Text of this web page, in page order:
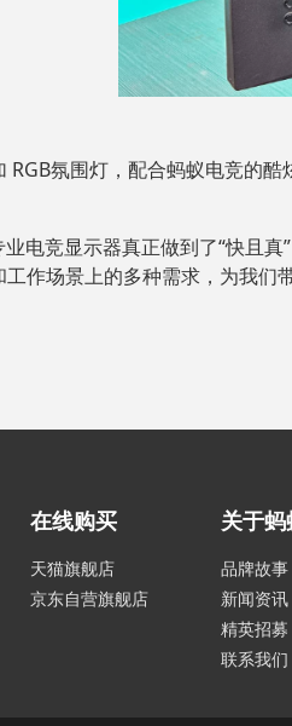
氛围灯，配合蚂蚁电竞的
电竞显示器真正做到了“快且
作场景上的多种需求，为我们
在线购买
天猫旗舰店
京东自营旗舰店
关于
品牌故事
新闻资讯
精英招募
联系我们